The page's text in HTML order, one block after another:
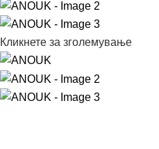
Кликнете за зголемување